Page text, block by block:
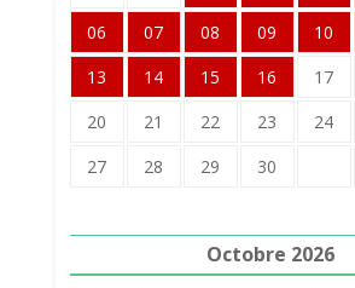
06
07 08 09 10
13
14 15 16 17
20
21 22 23 24
27
28 29 30
Octobre 2026